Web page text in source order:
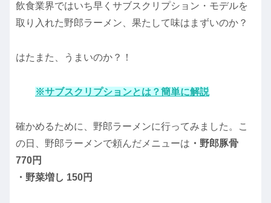
飲食業界ではいち早くサブスクリプション・モデルを
取り入れた野郎ラーメン、果たして味はまずいのか？
はたまた、うまいのか？！
※サブスクリプションとは？簡単に解説
確かめるために、野郎ラーメンに行ってみました。こ
の日、野郎ラーメンで頼んだメニューは ・野郎豚骨
770円
・野菜増し 150円